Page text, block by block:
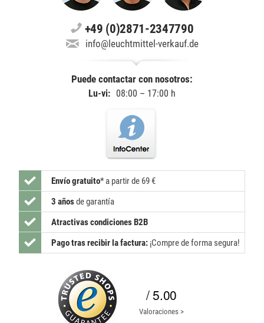
+49 (0)2871-2347790
info@leuchtmittel-verkauf.de
Puede contactar con nosotros:
Lu-vi: 08:00 – 17:00 h
Envío gratuito* a partir de 69 €
3 añosde garantía
Atractivas condiciones B2B
Pago tras recibir la factura: ¡Compre de forma segura!
/ 5.00
Valoraciones >